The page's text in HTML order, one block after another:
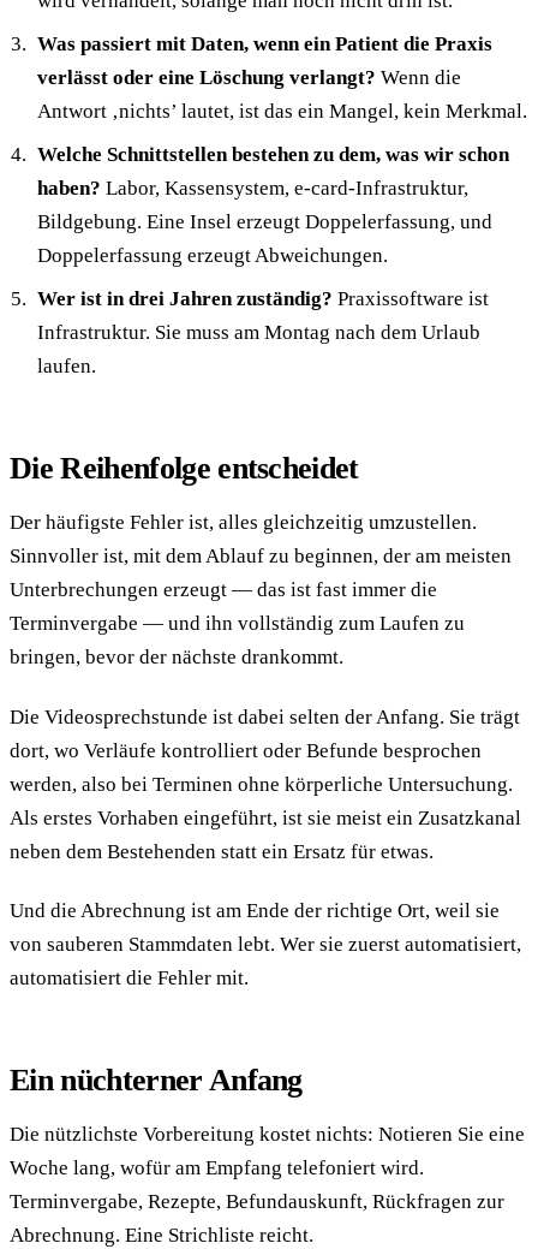
Was passiert mit Daten, wenn ein Patient die Praxis
verlässt oder eine Löschung verlangt? Wenn die
Antwort ‚nichts’ lautet, ist das ein Mangel, kein Merkmal.
Welche Schnittstellen bestehen zu dem, was wir schon
haben? Labor, Kassensystem, e-card-Infrastruktur,
Bildgebung. Eine Insel erzeugt Doppelerfassung, und
Doppelerfassung erzeugt Abweichungen.
Wer ist in drei Jahren zuständig? Praxissoftware ist
Infrastruktur. Sie muss am Montag nach dem Urlaub
laufen.
Die Reihenfolge entscheidet
Der häufigste Fehler ist, alles gleichzeitig umzustellen.
Sinnvoller ist, mit dem Ablauf zu beginnen, der am meisten
Unterbrechungen erzeugt — das ist fast immer die
Terminvergabe — und ihn vollständig zum Laufen zu
bringen, bevor der nächste drankommt.
Die Videosprechstunde ist dabei selten der Anfang. Sie trägt
dort, wo Verläufe kontrolliert oder Befunde besprochen
werden, also bei Terminen ohne körperliche Untersuchung.
Als erstes Vorhaben eingeführt, ist sie meist ein Zusatzkanal
neben dem Bestehenden statt ein Ersatz für etwas.
Und die Abrechnung ist am Ende der richtige Ort, weil sie
von sauberen Stammdaten lebt. Wer sie zuerst automatisiert,
automatisiert die Fehler mit.
Ein nüchterner Anfang
Die nützlichste Vorbereitung kostet nichts: Notieren Sie eine
Woche lang, wofür am Empfang telefoniert wird.
Terminvergabe, Rezepte, Befundauskunft, Rückfragen zur
Abrechnung. Eine Strichliste reicht.